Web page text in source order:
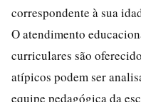
correspondente à sua
O atendimento
curriculares são
atípicos podem ser
equipe pedagógica da